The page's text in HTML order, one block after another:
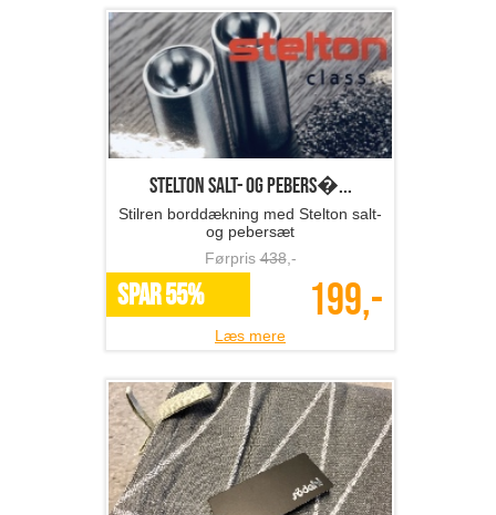
Stelton salt- og pebers�...
Stilren borddækning med Stelton salt-
og pebersæt
Førpris438,-
SPAR 55% 199,-
Læs mere